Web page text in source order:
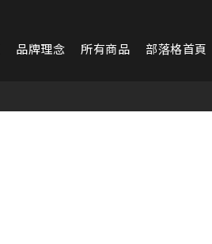
品牌理念 所有商品 部落格首頁